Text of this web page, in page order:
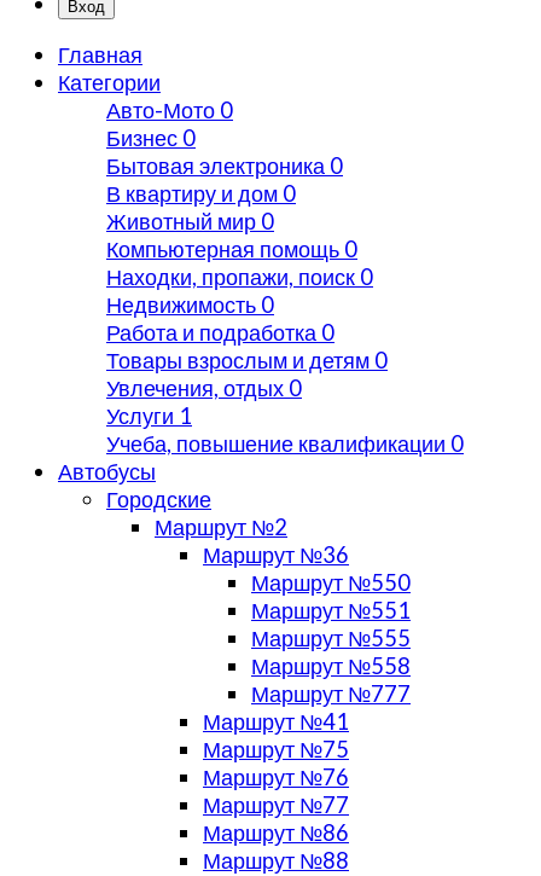
Вход
Главная
Категории
Авто-Мото 0
Бизнес 0
Бытовая электроника 0
В квартиру и дом 0
Животный мир 0
Компьютерная помощь 0
Находки, пропажи, поиск 0
Недвижимость 0
Работа и подработка 0
Товары взрослым и детям 0
Увлечения, отдых 0
Услуги 1
Учеба, повышение квалификации 0
Автобусы
Городские
Маршрут №2
Маршрут №36
Маршрут №550
Маршрут №551
Маршрут №555
Маршрут №558
Маршрут №777
Маршрут №41
Маршрут №75
Маршрут №76
Маршрут №77
Маршрут №86
Маршрут №88